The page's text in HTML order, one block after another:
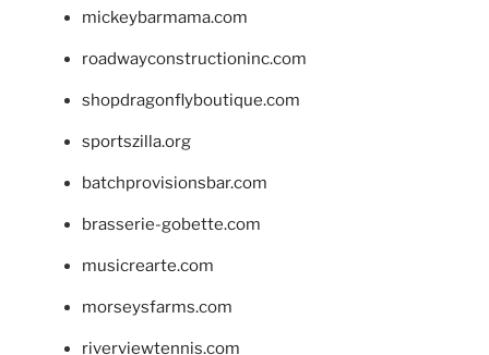
mickeybarmama.com
roadwayconstructioninc.com
shopdragonflyboutique.com
sportszilla.org
batchprovisionsbar.com
brasserie-gobette.com
musicrearte.com
morseysfarms.com
riverviewtennis.com